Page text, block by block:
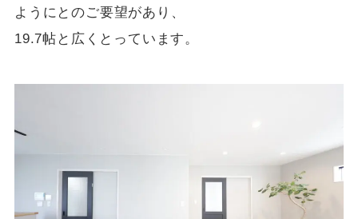
ようにとのご要望があり、
19.7帖と広くとっています。